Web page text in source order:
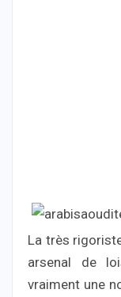
La très
arsenal de
vraiment une